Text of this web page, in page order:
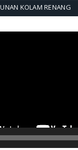
KOLAM RENANG